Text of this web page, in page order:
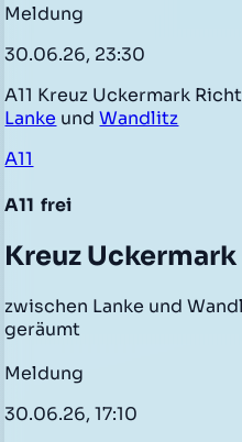
Meldung
30.06.26, 23:30
A11 Kreuz Uckermark
Lanke undWandlitz
A11
A11 frei
Kreuz
zwischen Lanke und
geräumt
Meldung
30.06.26, 17:10